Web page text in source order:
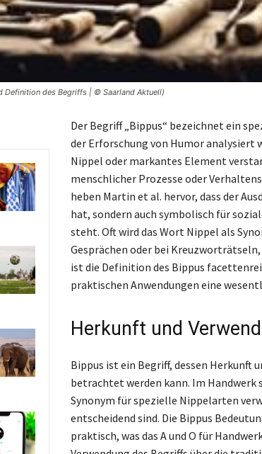
Definition des Begriffs | © Saarland Aktuell)
Der Begriff „Bippus“ bezeichnet ein
der Erforschung von Humor analysiert
Nippel oder markantes Element
menschlicher Prozesse oder
heben Martin et al. hervor, dass der
hat, sondern auch symbolisch für
steht. Oft wird das Wort Nippel als
Gesprächen oder bei
ist die Definition des Bippus
praktischen Anwendungen eine
Herkunft und
Bippus ist ein Begriff, dessen Herkunft
betrachtet werden kann. Im Handwerk
Synonym für spezielle Nippelarten
entscheidend sind. Die Bippus
praktisch, was das A und O für